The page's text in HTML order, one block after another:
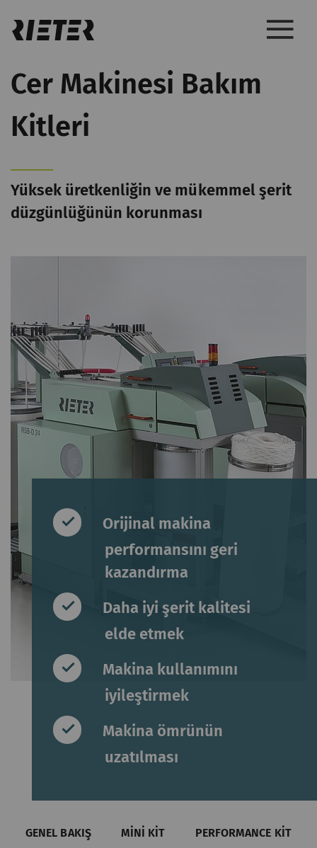
Cer Makinesi Bakım
Kitleri
Yüksek üretkenliğin ve mükemmel şerit
düzgünlüğünün korunması
Orijinal makina
performansını geri
kazandırma
Daha iyi şerit kalitesi
elde etmek
Makina kullanımını
iyileştirmek
Makina ömrünün
uzatılması
GENEL BAKIŞ MINI KIT
PERFORMANCE KIT